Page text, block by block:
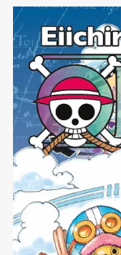
fantascienza e
3650 Giorni
Piace Non È [']